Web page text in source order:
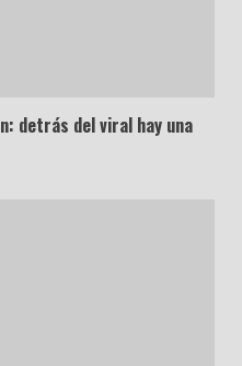
detrás del viral hay una